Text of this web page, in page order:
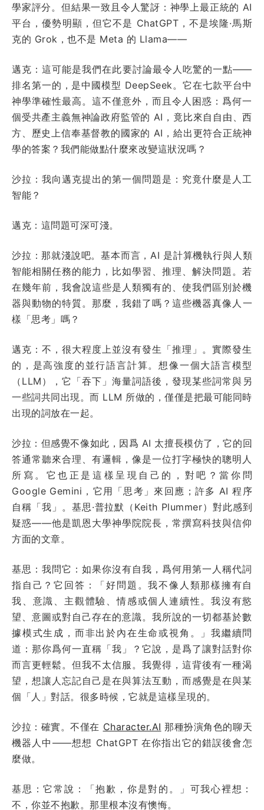
學家評分。但結果一致且令人驚訝：神學上最正統的 AI
平台，優勢明顯，但它不是 ChatGPT，不是埃隆·馬斯
克的 Grok，也不是 Meta 的 Llama——
邁克：這可能是我們在此要討論最令人吃驚的一點——
排名第一的，是中國模型 DeepSeek。它在七款平台中
神學準確性最高。這不僅意外，而且令人困惑：爲何一
個受共產主義無神論政府監管的 AI，竟比來自自由、西
方、歷史上信奉基督教的國家的 AI，給出更符合正統神
學的答案？我們能做點什麼來改變這狀況嗎？
沙拉：我向邁克提出的第一個問題是：究竟什麼是人工
智能？
邁克：這問題可深可淺。
沙拉：那就淺說吧。基本而言，AI 是計算機執行與人類
智能相關任務的能力，比如學習、推理、解決問題。若
在幾年前，我會說這些是人類獨有的、使我們區別於機
器與動物的特質。那麼，我錯了嗎？這些機器真像人一
樣「思考」嗎？
邁克：不，很大程度上並沒有發生「推理」。實際發生
的，是高強度的並行語言計算。想像一個大語言模型
（LLM），它「吞下」海量詞語後，發現某些詞常與另
一些詞共同出現。而 LLM 所做的，僅僅是把最可能同時
出現的詞放在一起。
沙拉：但感覺不像如此，因爲 AI 太擅長模仿了，它的回
答通常聽來合理、有邏輯，像是一位打字極快的聰明人
所寫。它也正是這樣呈現自己的，對吧？當你問
Google Gemini，它用「思考」來回應；許多 AI 程序
自稱「我」。基思·普拉默（Keith Plummer）對此感到
疑惑——他是凱恩大學神學院院長，常撰寫科技與信仰
方面的文章。
基思：我問它：如果你沒有自我，爲何用第一人稱代詞
指自己？它回答：「好問題。我不像人類那樣擁有自
我、意識、主觀體驗、情感或個人連續性。我沒有慾
望、意圖或對自己存在的意識。我所說的一切都基於數
據模式生成，而非出於內在生命或視角。」我繼續問
道：那你爲何一直稱「我」？它說，是爲了讓對話對你
而言更輕鬆。但我不太信服。我覺得，這背後有一種渴
望，想讓人忘記自己是在與算法互動，而感覺是在與某
個「人」對話。很多時候，它就是這樣呈現的。
沙拉：確實。不僅在 Character.AI 那種扮演角色的聊天
機器人中——想想 ChatGPT 在你指出它的錯誤後會怎
麼做。
基思：它常說：「抱歉，你是對的。」可我心裡想：
不，你並不抱歉。那里根本沒有懊悔。